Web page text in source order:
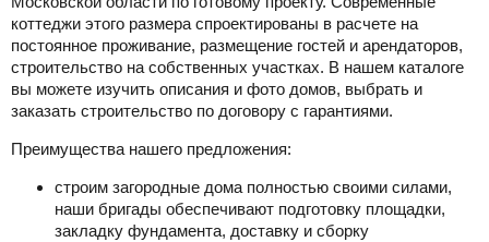
коттеджи этого размера спроектированы в расчете на
постоянное проживание, размещение гостей и арендаторов,
строительство на собственных участках. В нашем каталоге
вы можете изучить описания и фото домов, выбрать и
заказать строительство по договору с гарантиями.
Преимущества нашего предложения:
строим загородные дома полностью своими силами,
наши бригады обеспечивают подготовку площадки,
закладку фундамента, доставку и сборку